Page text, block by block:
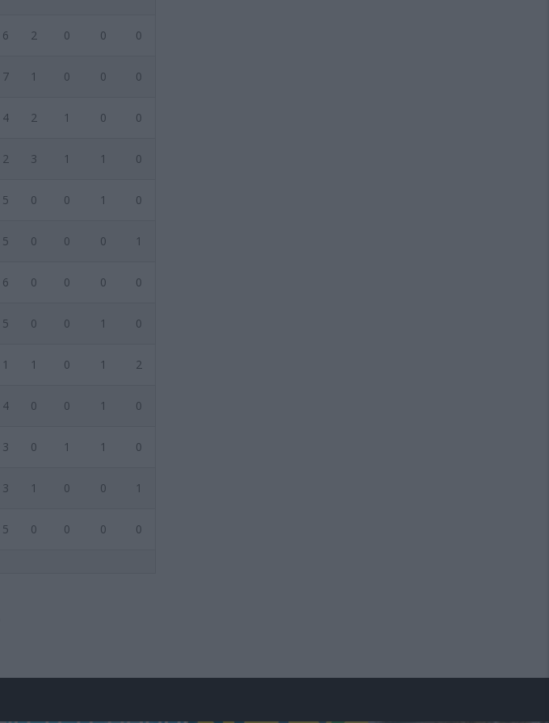
6 2 0 0 0
7 1 0 0 0
4 2 1 0 0
2 3 1 1 0
5 0 0 1 0
5 0 0 0 1
6 0 0 0 0
5 0 0 1 0
1 1 0 1 2
4 0 0 1 0
3 0 1 1 0
3 1 0 0 1
5 0 0 0 0